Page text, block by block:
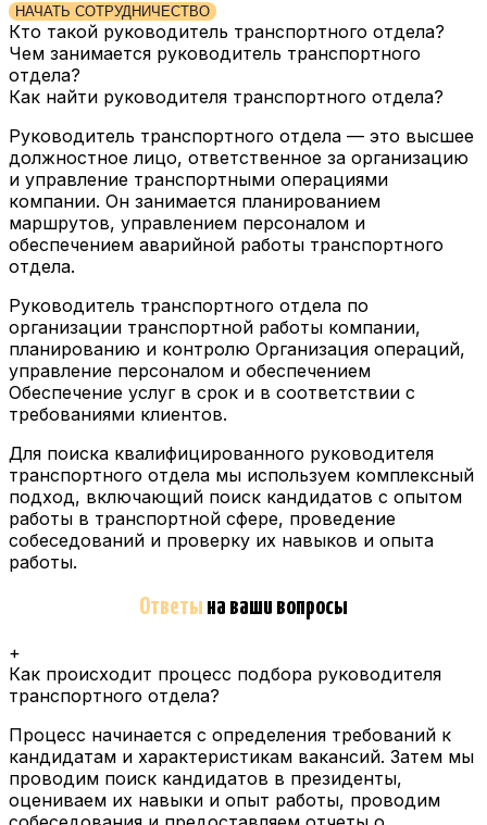
НАЧАТЬ СОТРУДНИЧЕСТВО
Кто такой руководитель транспортного отдела?
Чем занимается руководитель транспортного
отдела?
Как найти руководителя транспортного отдела?
Руководитель транспортного отдела — это высшее
должностное лицо, ответственное за организацию
и управление транспортными операциями
компании. Он занимается планированием
маршрутов, управлением персоналом и
обеспечением аварийной работы транспортного
отдела.
Руководитель транспортного отдела по
организации транспортной работы компании,
планированию и контролю Организация операций,
управление персоналом и обеспечением
Обеспечение услуг в срок и в соответствии с
требованиями клиентов.
Для поиска квалифицированного руководителя
транспортного отдела мы используем комплексный
подход, включающий поиск кандидатов с опытом
работы в транспортной сфере, проведение
собеседований и проверку их навыков и опыта
работы.
Ответы на ваши вопросы
+
Как происходит процесс подбора руководителя
транспортного отдела?
Процесс начинается с определения требований к
кандидатам и характеристикам вакансий. Затем мы
проводим поиск кандидатов в президенты,
оцениваем их навыки и опыт работы, проводим